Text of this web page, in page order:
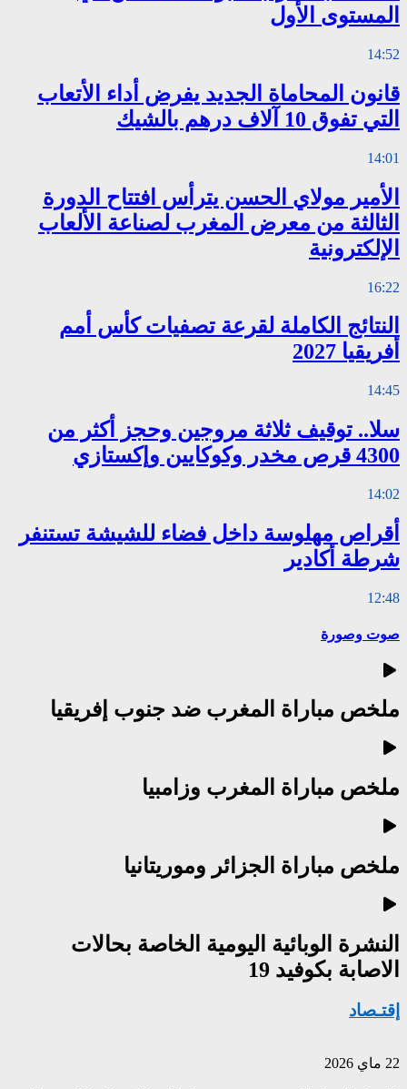
المستوى الأول
14:52
قانون المحاماة الجديد يفرض أداء الأتعاب
التي تفوق 10 آلاف درهم بالشيك
14:01
الأمير مولاي الحسن يترأس افتتاح الدورة
الثالثة من معرض المغرب لصناعة الألعاب
الإلكترونية
16:22
النتائج الكاملة لقرعة تصفيات كأس أمم
أفريقيا 2027
14:45
سلا.. توقيف ثلاثة مروجين وحجز أكثر من
4300 قرص مخدر وكوكايين وإكستازي
14:02
أقراص مهلوسة داخل فضاء للشيشة تستنفر
شرطة أكادير
12:48
صوت وصورة
ملخص مباراة المغرب ضد جنوب إفريقيا
ملخص مباراة المغرب وزامبيا
ملخص مباراة الجزائر وموريتانيا
النشرة الوبائية اليومية الخاصة بحالات
الاصابة بكوفيد 19
إقتـصاد
22 ماي 2026